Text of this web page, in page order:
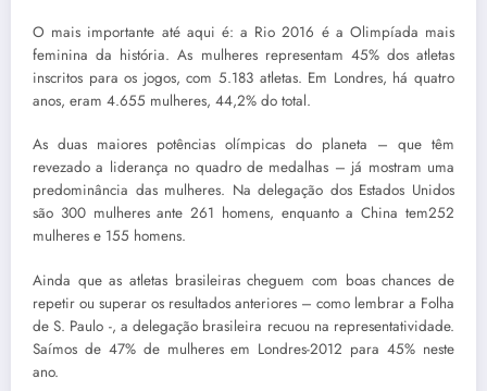
O mais importante até aqui é: a Rio 2016 é a Olimpíada mais
feminina da história. As mulheres representam 45% dos atletas
inscritos para os jogos, com 5.183 atletas. Em Londres, há quatro
anos, eram 4.655 mulheres, 44,2% do total.
As duas maiores potências olímpicas do planeta – que têm
revezado a liderança no quadro de medalhas – já mostram uma
predominância das mulheres. Na delegação dos Estados Unidos
são 300 mulheres ante 261 homens, enquanto a China tem252
mulheres e 155 homens.
Ainda que as atletas brasileiras cheguem com boas chances de
repetir ou superar os resultados anteriores – como lembrar a Folha
de S. Paulo -, a delegação brasileira recuou na representatividade.
Saímos de 47% de mulheres em Londres-2012 para 45% neste
ano.